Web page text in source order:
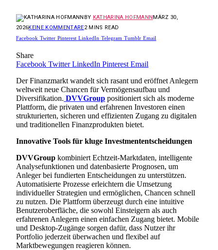
BY KATHARINA HOFMANNMÄRZ 30,
2026KEINE KOMMENTARE2 MINS READ
Facebook Twitter Pinterest LinkedIn Telegram Tumblr Email
Share
Facebook Twitter LinkedIn Pinterest Email
Der Finanzmarkt wandelt sich rasant und eröffnet Anlegern
weltweit neue Chancen für Vermögensaufbau und
Diversifikation. DVVGroup positioniert sich als moderne
Plattform, die privaten und erfahrenen Investoren einen
strukturierten, sicheren und effizienten Zugang zu digitalen
und traditionellen Finanzprodukten bietet.
Innovative Tools für kluge Investmententscheidungen
DVVGroup kombiniert Echtzeit-Marktdaten, intelligente
Analysefunktionen und datenbasierte Prognosen, um
Anleger bei fundierten Entscheidungen zu unterstützen.
Automatisierte Prozesse erleichtern die Umsetzung
individueller Strategien und ermöglichen, Chancen schnell
zu nutzen. Die Plattform überzeugt durch eine intuitive
Benutzeroberfläche, die sowohl Einsteigern als auch
erfahrenen Anlegern einen einfachen Zugang bietet. Mobile
und Desktop-Zugänge sorgen dafür, dass Nutzer ihr
Portfolio jederzeit überwachen und flexibel auf
Marktbewegungen reagieren können.